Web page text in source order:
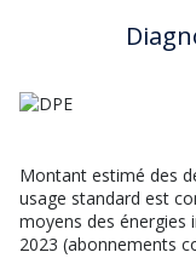
Montant estimé des
usage standard est
moyens des énergies
2023 (abonnements